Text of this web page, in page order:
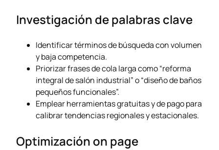
Investigación de palabras clave
Identificar términos de búsqueda con volumen
y baja competencia.
Priorizar frases de cola larga como “reforma
integral de salón industrial” o “diseño de baños
pequeños funcionales”.
Emplear herramientas gratuitas y de pago para
calibrar tendencias regionales y estacionales.
Optimización on page